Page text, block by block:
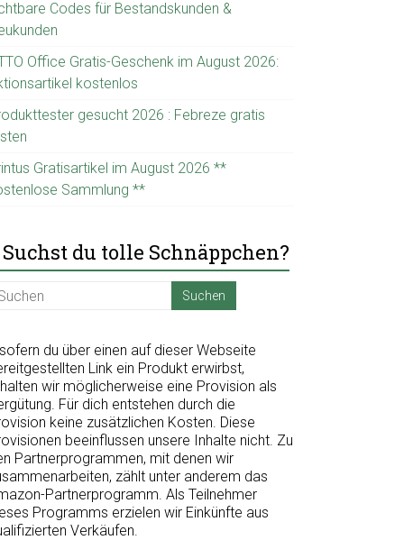
Codes für Bestandskunden &
Office Gratis-Geschenk im August 2026:
kostenlos
gesucht 2026 : Febreze gratis
Gratisartikel im August 2026 **
Sammlung **
Suchst du tolle Schnäppchen?
du über einen auf dieser Webseite
Link ein Produkt erwirbst,
wir möglicherweise eine Provision als
Für dich entstehen durch die
keine zusätzlichen Kosten. Diese
beeinflussen unsere Inhalte nicht. Zu
Partnerprogrammen, mit denen wir
zählt unter anderem das
Partnerprogramm. Als Teilnehmer
Programms erzielen wir Einkünfte aus
Verkäufen.